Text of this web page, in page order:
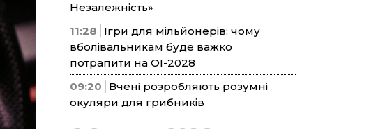
Незалежність»
11:28
Ігри для мільйонерів: чому
вболівальникам буде важко
потрапити на ОІ-2028
09:20
Вчені розробляють розумні
окуляри для грибників